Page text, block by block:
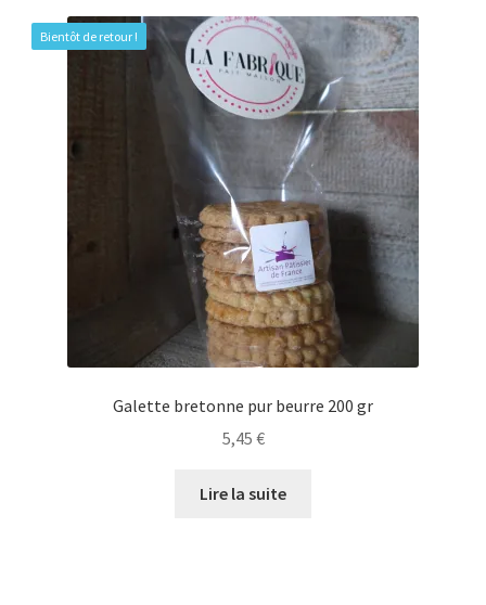
Bientôt de retour !
Galette bretonne pur beurre 200 gr
5,45 €
Lire la suite